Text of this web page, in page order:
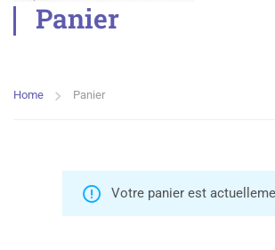
Panier
Home Panier
Votre panier est